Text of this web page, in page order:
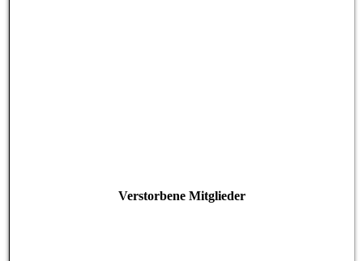
Verstorbene Mitglieder